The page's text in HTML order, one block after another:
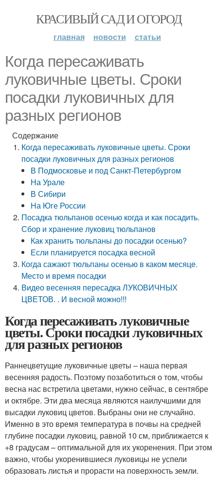
КРАСИВЫЙ САД И ОГОРОД
главная новости статьи
Когда пересаживать
луковичные цветы. Сроки
посадки луковичных для
разных регионов
Содержание
Когда пересаживать луковичные цветы. Сроки
посадки луковичных для разных регионов
В Подмосковье и под Санкт-Петербургом
На Урале
В Сибири
На Юге России
Посадка тюльпанов осенью когда и как посадить.
Сбор и хранение луковиц тюльпанов
Как хранить тюльпаны до посадки осенью?
Если планируется посадка весной
Когда сажают тюльпаны осенью в каком месяце.
Место и время посадки
Видео весенняя пересадка ЛУКОВИЧНЫХ
ЦВЕТОВ. . И весной можно!!!
Когда пересаживать луковичные
цветы. Сроки посадки луковичных
для разных регионов
Раннецветущие луковичные цветы – наша первая
весенняя радость. Поэтому позаботиться о том, чтобы
весна нас встретила цветами, нужно сейчас, в сентябре
и октябре. Эти два месяца являются наилучшими для
высадки луковиц цветов. Выбраны они не случайно.
Именно в это время температура в почвы на средней
глубине посадки луковиц, равной 10 см, приближается к
+8 градусам – оптимальной для их укоренения. При этом
важно, чтобы укоренившиеся луковицы не успели
образовать листья и прорасти на поверхность земли.